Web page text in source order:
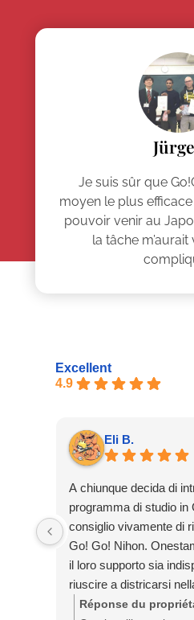
Je suis sûr que
moyen le plus
pouvoir venir au
la tâche
Excellent
4.9
Eli B.
A chiunque decida di
programma di studio in
consiglio vivamente di
Go! Go! Nihon.
il loro supporto sia
riuscire a districarsi
burocrazia giapponese.
Réponse du